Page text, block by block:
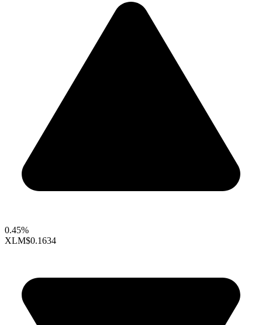
0.45%
XLM$0.1634